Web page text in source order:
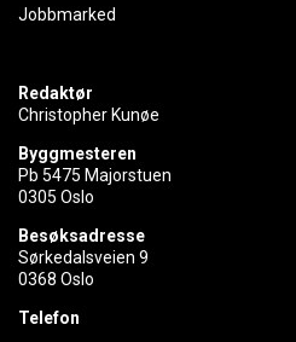
Jobbmarked
Redaktør
Christopher Kunøe
Byggmesteren
Pb 5475 Majorstuen
0305 Oslo
Besøksadresse
Sørkedalsveien 9
0368 Oslo
Telefon